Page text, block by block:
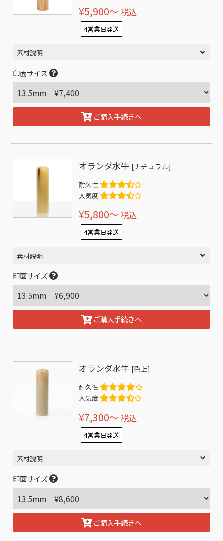
¥5,900〜 税込
4営業日発送
素材説明
印面サイズ
ご購入手続きへ
オランダ水牛 [ナチュラル]
耐久性
人気度
¥5,800〜 税込
4営業日発送
素材説明
印面サイズ
ご購入手続きへ
オランダ水牛 [色上]
耐久性
人気度
¥7,300〜 税込
4営業日発送
素材説明
印面サイズ
ご購入手続きへ